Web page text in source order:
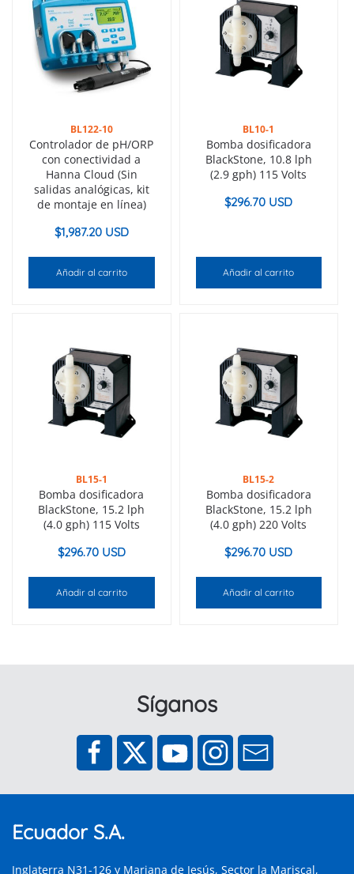
BL122-10
Controlador de pH/ORP
con conectividad a
Hanna Cloud (Sin
salidas analógicas, kit
de montaje en línea)
$1,987.20 USD
Añadir al carrito
BL10-1
Bomba dosificadora
BlackStone, 10.8 lph
(2.9 gph) 115 Volts
$296.70 USD
Añadir al carrito
BL15-1
Bomba dosificadora
BlackStone, 15.2 lph
(4.0 gph) 115 Volts
$296.70 USD
Añadir al carrito
BL15-2
Bomba dosificadora
BlackStone, 15.2 lph
(4.0 gph) 220 Volts
$296.70 USD
Añadir al carrito
Síganos
Ecuador S.A.
Inglaterra N31-126 y Mariana de Jesús, Sector la Mariscal,